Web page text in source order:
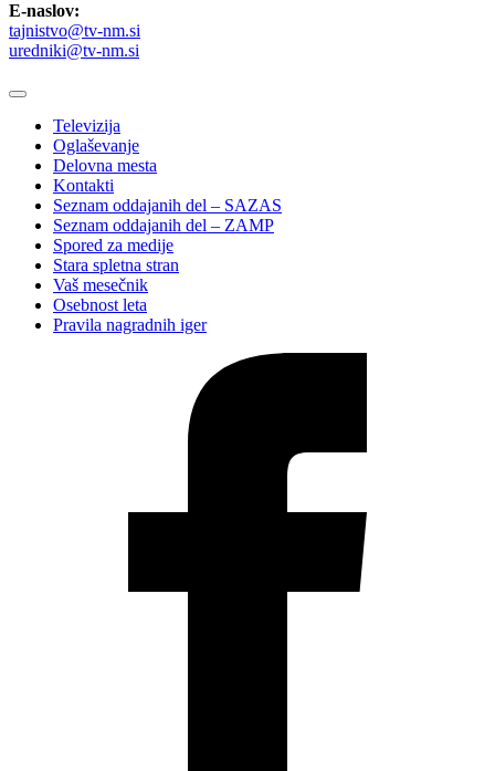
E-naslov:
tajnistvo@tv-nm.si
uredniki@tv-nm.si
Televizija
Oglaševanje
Delovna mesta
Kontakti
Seznam oddajanih del – SAZAS
Seznam oddajanih del – ZAMP
Spored za medije
Stara spletna stran
Vaš mesečnik
Osebnost leta
Pravila nagradnih iger